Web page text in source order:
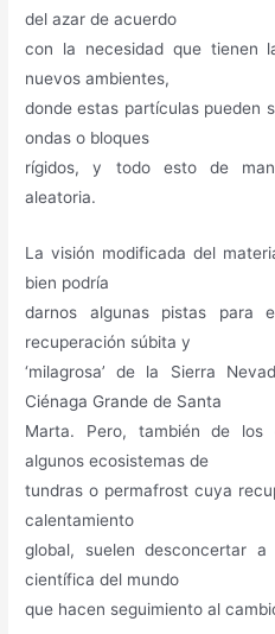
del azar de acuerdo
con la necesidad que tienen
nuevos ambientes,
donde estas partículas pueden
ondas o bloques
rígidos, y todo esto de
aleatoria.
La visión modificada del
bien podría
darnos algunas pistas para
recuperación súbita y
‘milagrosa’ de la Sierra
Ciénaga Grande de Santa
Marta. Pero, también de los
algunos ecosistemas de
tundras o permafrost cuya
calentamiento
global, suelen desconcertar
científica del mundo
que hacen seguimiento al